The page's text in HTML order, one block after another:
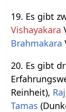
19. Es gibt
Vishayakara
Brahmakara
20. Es gibt
Reinheit),
Tamas